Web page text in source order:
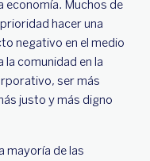
economía. Muchos de
hacer una
negativo en el medio
comunidad en la
ser más
justo y más digno
mayoría de las